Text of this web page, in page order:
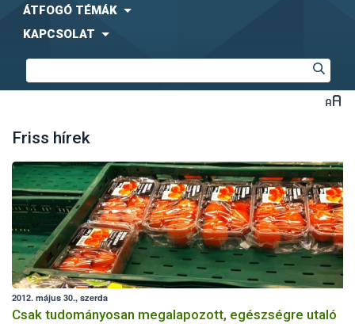
ÁTFOGÓ TÉMÁK
KAPCSOLAT
Friss hírek
2012. május 30., szerda
Csak tudományosan megalapozott, egészségre utaló